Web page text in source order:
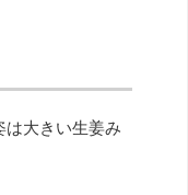
大きい生姜み